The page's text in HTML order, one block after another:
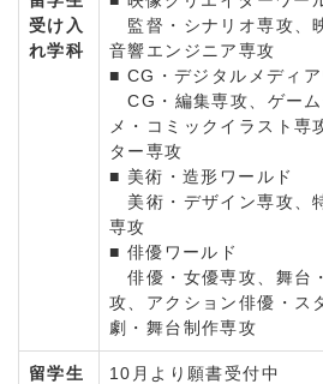
受け入
れ学科
監督・シナリオ専攻、
音響エンジニア専攻
■ CG・デジタルメディア
CG・編集専攻、ゲーム
メ・コミックイラスト専
ター専攻
■ 美術・造形ワールド
美術・デザイン専攻、
専攻
■ 俳優ワールド
俳優・女優専攻、舞台
攻、アクション俳優・ス
劇・舞台制作専攻
留学生
10月より願書受付中